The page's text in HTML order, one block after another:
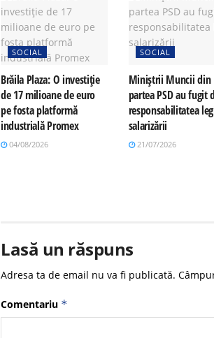
SOCIAL
Brăila Plaza: O investiție
de 17 milioane de euro
pe fosta platformă
industrială Promex
04/08/2026
SOCIAL
Miniștrii Muncii din
partea PSD au fugit
responsabilitatea
salarizării
21/07/2026
Lasă un răspuns
Adresa ta de email nu va fi publicată.
Comentariu *